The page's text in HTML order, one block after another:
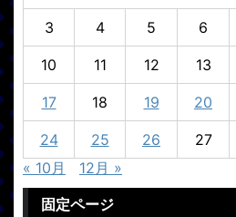
3 4 5 6
10 11 12 13
17 18 19 20
24 25 26 27
« 10月
12月 »
固定ページ